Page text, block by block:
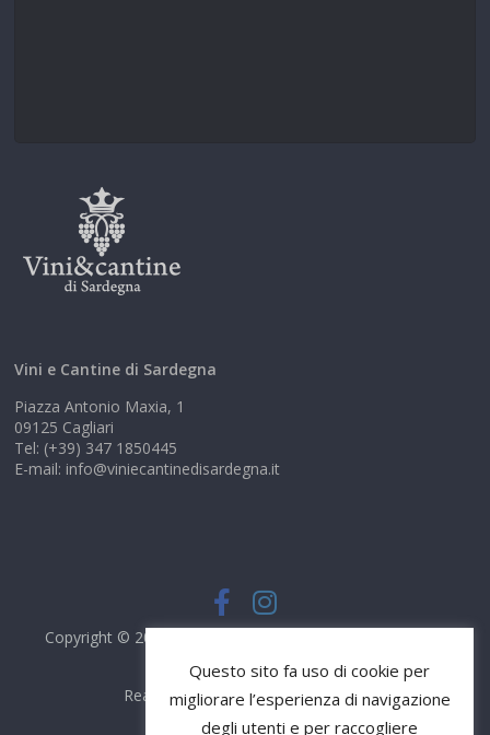
Vini e Cantine di Sardegna
Piazza Antonio Maxia, 1
09125 Cagliari
Tel: (+39) 347 1850445
E-mail: info@viniecantinedisardegna.it
Copyright © 2026
Realizzato daDS Comunicazione
Questo sito fa uso di cookie per
migliorare l’esperienza di navigazione
degli utenti e per raccogliere